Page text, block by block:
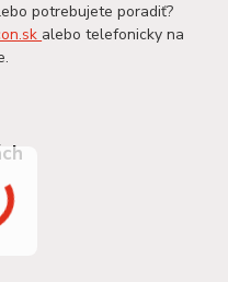
potrebujete poradiť?
alebo telefonicky na